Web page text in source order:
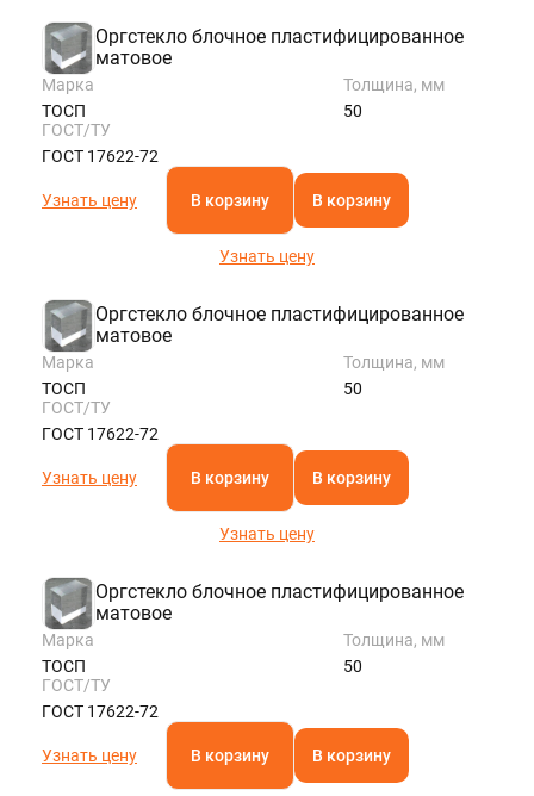
Оргстекло блочное пластифицированное
матовое
Марка
ТОСП
Толщина, мм
50
ГОСТ/ТУ
ГОСТ 17622-72
Узнать цену В корзину В корзину
Узнать цену
Оргстекло блочное пластифицированное
матовое
Марка
ТОСП
Толщина, мм
50
ГОСТ/ТУ
ГОСТ 17622-72
Узнать цену В корзину В корзину
Узнать цену
Оргстекло блочное пластифицированное
матовое
Марка
ТОСП
Толщина, мм
50
ГОСТ/ТУ
ГОСТ 17622-72
Узнать цену В корзину В корзину